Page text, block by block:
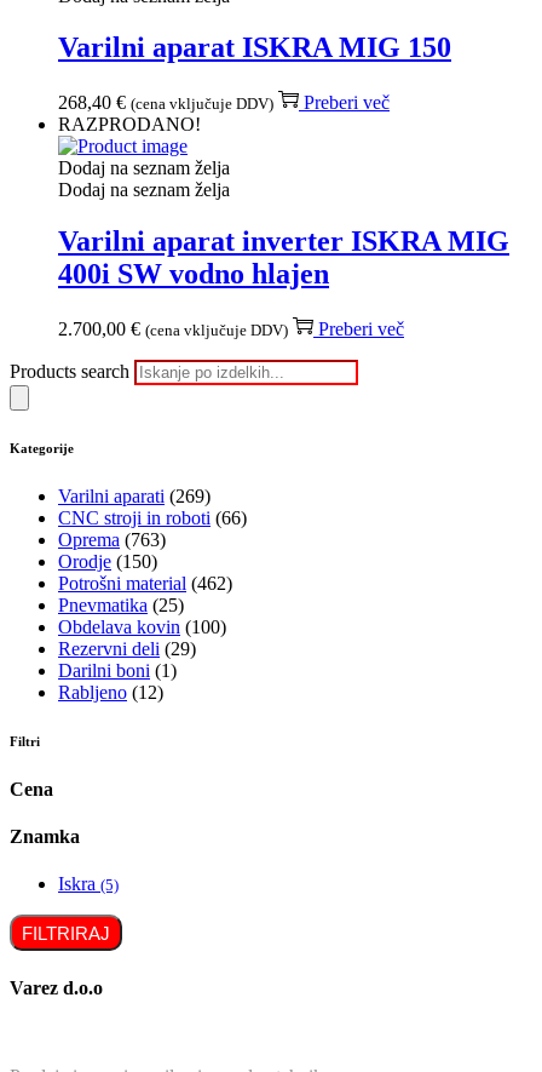
Varilni aparat ISKRA MIG 150
268,40 € (cena vključuje DDV)
Preberi več
RAZPRODANO!
Dodaj na seznam želja
Dodaj na seznam želja
Varilni aparat inverter ISKRA MIG
400i SW vodno hlajen
2.700,00 € (cena vključuje DDV) Preberi več
Products search
Kategorije
Varilni aparati (269)
CNC stroji in roboti (66)
Oprema (763)
Orodje (150)
Potrošni material (462)
Pnevmatika (25)
Obdelava kovin (100)
Rezervni deli (29)
Darilni boni (1)
Rabljeno (12)
Filtri
Cena
Znamka
Iskra (5)
FILTRIRAJ
Varez d.o.o